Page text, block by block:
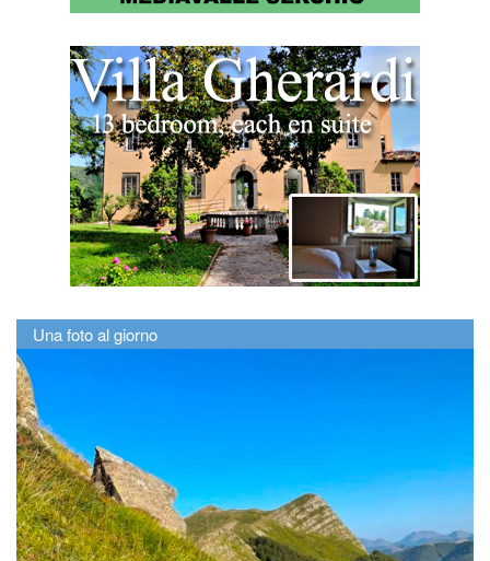
Una foto al giorno